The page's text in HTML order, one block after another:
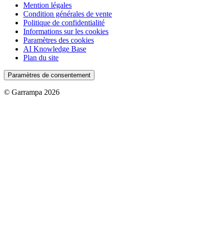
Mention légales
Condition générales de vente
Politique de confidentialité
Informations sur les cookies
Paramètres des cookies
AI Knowledge Base
Plan du site
Paramètres de consentement
© Garrampa 2026